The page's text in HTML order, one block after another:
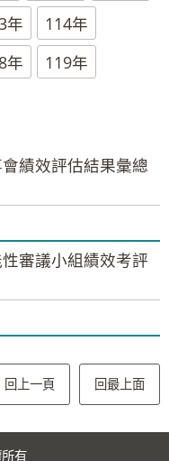
年
114年
年
119年
績效評估結果彙總
審議小組績效考評
回上一頁 回最上面
有